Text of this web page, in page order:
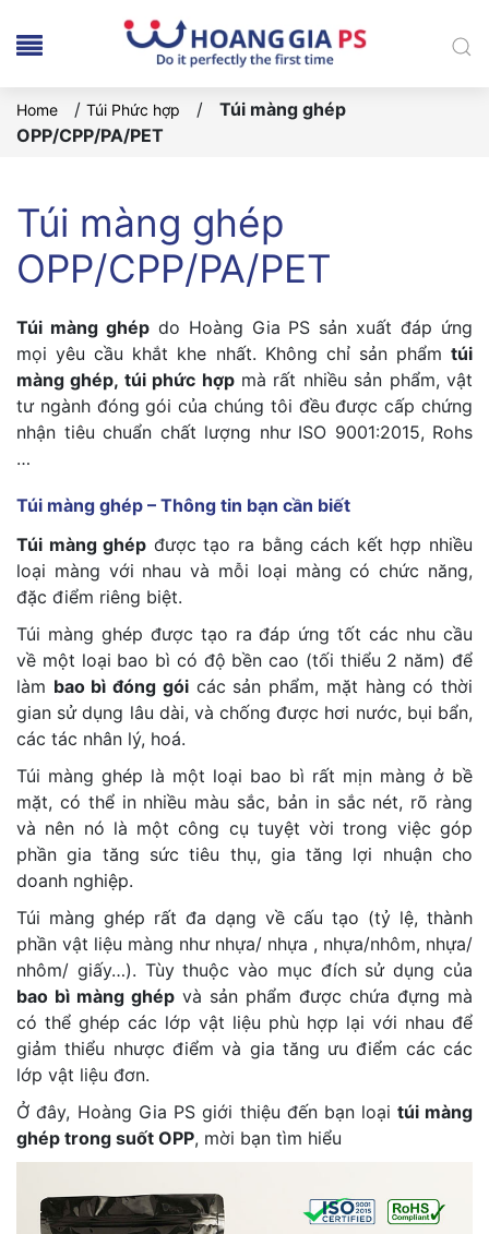
Home / Túi Phức hợp /
Túi màng ghép
OPP/CPP/PA/PET
Túi màng ghép
OPP/CPP/PA/PET
Túi màng ghépdo Hoàng Gia PS sản xuất đáp ứng
mọi yêu cầu khắt khe nhất. Không chỉ sản phẩm túi
màng ghép, túi phức hợpmà rất nhiều sản phẩm, vật
tư ngành đóng gói của chúng tôi đều được cấp chứng
nhận tiêu chuẩn chất lượng như ISO 9001:2015, Rohs
…
Túi màng ghép – Thông tin bạn cần biết
Túi màng ghép được tạo ra bằng cách kết hợp nhiều
loại màng với nhau và mỗi loại màng có chức năng,
đặc điểm riêng biệt.
Túi màng ghép được tạo ra đáp ứng tốt các nhu cầu
về một loại bao bì có độ bền cao (tối thiểu 2 năm) để
làm bao bì đóng góicác sản phẩm, mặt hàng có thời
gian sử dụng lâu dài, và chống được hơi nước, bụi bẩn,
các tác nhân lý, hoá.
Túi màng ghép là một loại bao bì rất mịn màng ở bề
mặt, có thể in nhiều màu sắc, bản in sắc nét, rõ ràng
và nên nó là một công cụ tuyệt vời trong việc góp
phần gia tăng sức tiêu thụ, gia tăng lợi nhuận cho
doanh nghiệp.
Túi màng ghép rất đa dạng về cấu tạo (tỷ lệ, thành
phần vật liệu màng như nhựa/ nhựa , nhựa/nhôm, nhựa/
nhôm/ giấy…). Tùy thuộc vào mục đích sử dụng của
bao bì màng ghép và sản phẩm được chứa đựng mà
có thể ghép các lớp vật liệu phù hợp lại với nhau để
giảm thiểu nhược điểm và gia tăng ưu điểm các các
lớp vật liệu đơn.
Ở đây, Hoàng Gia PS giới thiệu đến bạn loại túi màng
ghép trong suốt OPP, mời bạn tìm hiểu